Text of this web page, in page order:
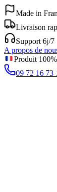
Made in
Livraison
Support 6j/7
A propos de
Produit
09 72 16 73